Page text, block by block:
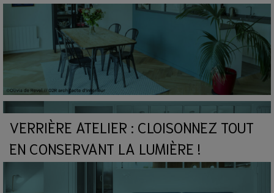
VERRIÈRE ATELIER : CLOISONNEZ TOUT
EN CONSERVANT LA LUMIÈRE !